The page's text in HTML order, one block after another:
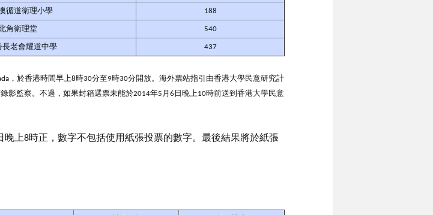
循道衛理小學 188
角衛理堂 540
長老會耀道中學 437
，於香港時間早上8時30分至9時30分開放。海外票站指引由香港大學民意研究計
影監察。不過，如果封箱選票未能於2014年5月6日晚上10時前送到香港大學民意
上8時正，數字不包括使用紙張投票的數字。最後結果將於紙張